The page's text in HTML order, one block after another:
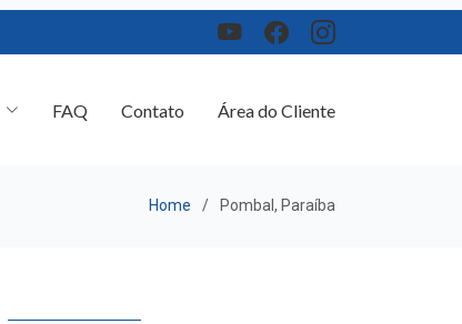
Área do Cliente
Home Pombal, Paraíba